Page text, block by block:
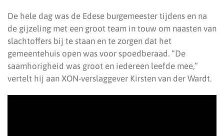
De hele dag was de Edese burgemeester tijdens en na
de gijzeling met een groot team in touw om naasten van
slachtoffers bij te staan en te zorgen dat het
gemeentehuis open was voor spoedberaad. “De
saamhorigheid was groot en iedereen leefde mee,”
vertelt hij aan XON-verslaggever Kirsten van der Wardt.